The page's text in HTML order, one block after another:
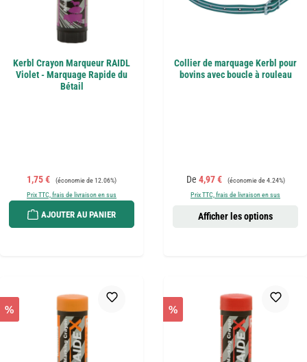
Kerbl Crayon Marqueur RAIDL
Violet - Marquage Rapide du
Bétail
Prix de vente :
1,75 € Prix régulier :
(économie de 12.06%)
Prix TTC, frais de livraison en sus
AJOUTER AU PANIER
Collier de marquage Kerbl pour
bovins avec boucle à rouleau
Prix de vente :
De 4,97 € Prix régulier :
(économie de 4.24%)
Prix TTC, frais de livraison en sus
Afficher les options
% %